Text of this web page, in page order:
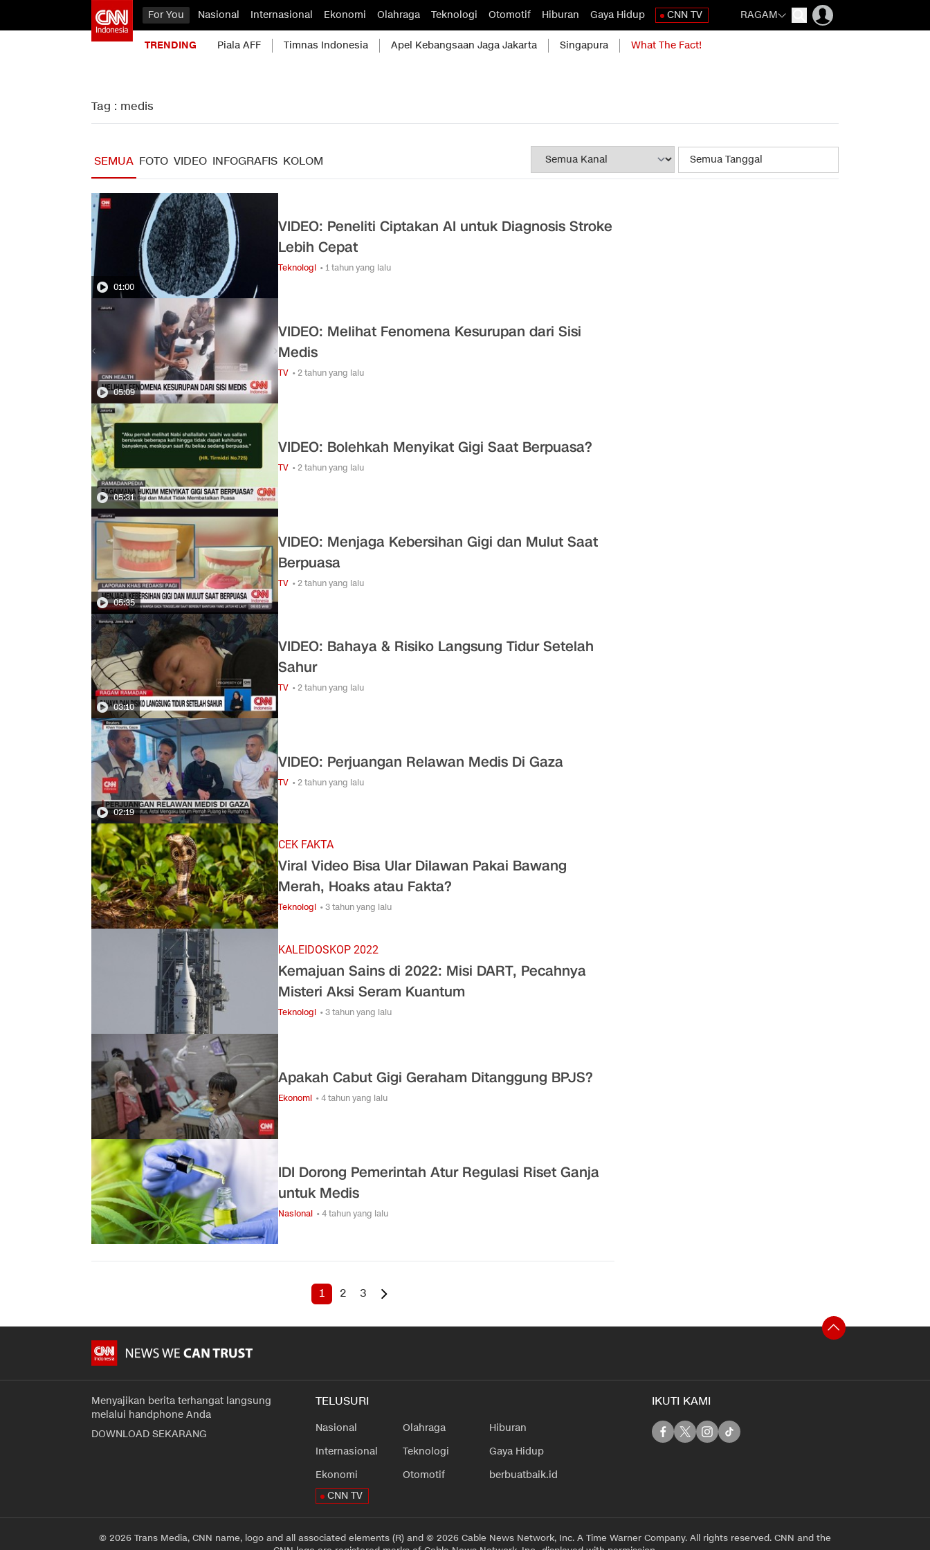
For You Nasional Internasional Ekonomi Olahraga Teknologi Otomotif Hiburan Gaya Hidup CNN TV RAGAM
TRENDING Piala AFF Timnas Indonesia Apel Kebangsaan Jaga Jakarta Singapura What The Fact!
Tag : medis
SEMUA FOTO VIDEO INFOGRAFIS KOLOM
01:00
VIDEO: Peneliti Ciptakan AI untuk Diagnosis Stroke
Lebih Cepat
Teknologi • 1 tahun yang lalu
05:09
VIDEO: Melihat Fenomena Kesurupan dari Sisi
Medis
TV • 2 tahun yang lalu
05:31
VIDEO: Bolehkah Menyikat Gigi Saat Berpuasa?
TV • 2 tahun yang lalu
05:35
VIDEO: Menjaga Kebersihan Gigi dan Mulut Saat
Berpuasa
TV • 2 tahun yang lalu
03:10
VIDEO: Bahaya & Risiko Langsung Tidur Setelah
Sahur
TV • 2 tahun yang lalu
02:19
VIDEO: Perjuangan Relawan Medis Di Gaza
TV • 2 tahun yang lalu
CEK FAKTA
Viral Video Bisa Ular Dilawan Pakai Bawang
Merah, Hoaks atau Fakta?
Teknologi • 3 tahun yang lalu
KALEIDOSKOP 2022
Kemajuan Sains di 2022: Misi DART, Pecahnya
Misteri Aksi Seram Kuantum
Teknologi • 3 tahun yang lalu
Apakah Cabut Gigi Geraham Ditanggung BPJS?
Ekonomi • 4 tahun yang lalu
IDI Dorong Pemerintah Atur Regulasi Riset Ganja
untuk Medis
Nasional • 4 tahun yang lalu
1 2 3
Menyajikan berita terhangat langsung
melalui handphone Anda
DOWNLOAD SEKARANG
TELUSURI
Nasional
Internasional
Ekonomi
Olahraga
Teknologi
Otomotif
Hiburan
Gaya Hidup
berbuatbaik.id
CNN TV
IKUTI KAMI
© 2026 Trans Media, CNN name, logo and all associated elements (R) and © 2026 Cable News Network, Inc. A Time Warner Company. All rights reserved. CNN and the